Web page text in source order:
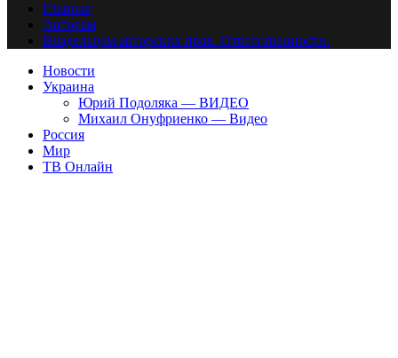
Главная
Авторам
Владельцам авторских прав. Ответственности.
Новости
Украина
Юрий Подоляка — ВИДЕО
Михаил Онуфриенко — Видео
Россия
Мир
ТВ Онлайн